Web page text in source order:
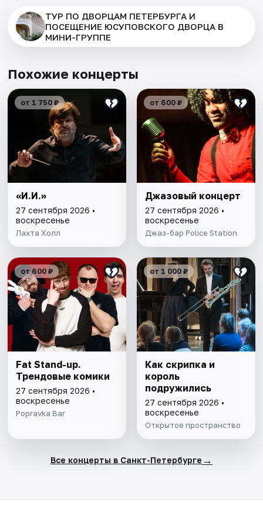
ТУР ПО ДВОРЦАМ ПЕТЕРБУРГА И
ПОСЕЩЕНИЕ ЮСУПОВСКОГО ДВОРЦА В
МИНИ-ГРУППЕ
Похожие концерты
от 1 750 ₽
«И.И.»
27 сентября 2026 •
воскресенье
Лахта Холл
от 600 ₽
Джазовый концерт
27 сентября 2026 •
воскресенье
Джаз-бар Police Station
от 600 ₽
Fat Stand-up.
Трендовые комики
27 сентября 2026 •
воскресенье
Popravka Bar
от 1 000 ₽
Как скрипка и
король
подружились
27 сентября 2026 •
воскресенье
Открытое пространство
Все концерты в Санкт-Петербурге →